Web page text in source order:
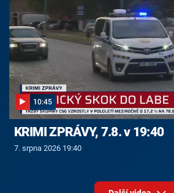
10:45
KRIMI ZPRÁVY, 7.8. v 19:40
7. srpna 2026 19:40